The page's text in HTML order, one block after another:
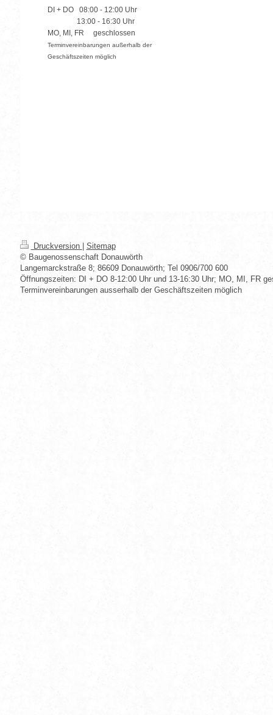
DI + DO 08:00 - 12:00 Uhr
13:00 - 16:30 Uhr
MO, MI, FR geschlossen
Terminvereinbarungen außerhalb der
Geschäftszeiten möglich
Druckversion
Sitemap
© Baugenossenschaft Donauwörth
Langemarckstraße 8; 86609 Donauwörth; Tel 0906/700 600
Öffnungszeiten: DI + DO 8-12:00 Uhr und 13-16:30 Uhr; MO, MI, FR
Terminvereinbarungen ausserhalb der Geschäftszeiten möglich